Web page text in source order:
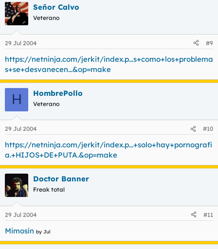
Señor Calvo
Veterano
29 Jul 2004 #9
https://netninja.com/jerkit/index.p...s+como+los+problema
s+se+desvanecen...&op=make
H HombrePollo
Veterano
29 Jul 2004 #10
https://netninja.com/jerkit/index.p...+solo+hay+pornografi
a.+HIJOS+DE+PUTA.&op=make
Doctor Banner
Freak total
29 Jul 2004 #11
Mimosín by Jul